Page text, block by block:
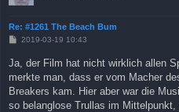
Re: #1261 The Beach Bum
B
t
r
g
2019-03-19 10:43
Ja, der Film hat nicht wirklich allen
merkte man, dass er vom Macher
Breakers kam. Hier aber war die
so belanglose Trullas im